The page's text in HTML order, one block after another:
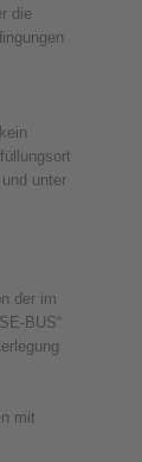
die
unter
der im
BUS“
mit